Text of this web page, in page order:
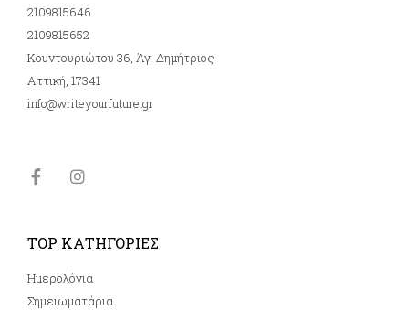
2109815646
2109815652
Κουντουριώτου 36, Άγ. Δημήτριος
Αττική, 17341
info@writeyourfuture.gr
TOP ΚΑΤΗΓΟΡΙΕΣ
Ημερολόγια
Σημειωματάρια